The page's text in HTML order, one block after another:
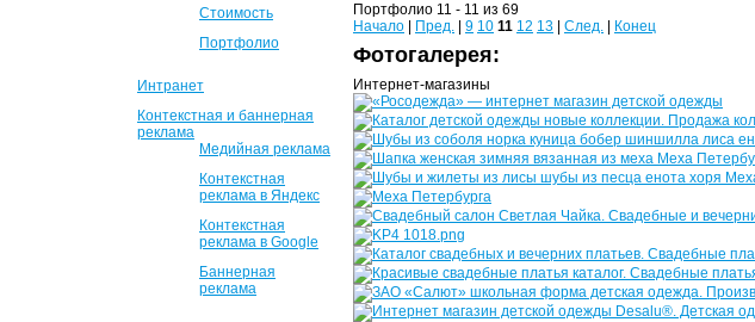
Стоимость
Портфолио
Интранет
Контекстная и баннерная
реклама
Медийная реклама
Контекстная
реклама в Яндекс
Контекстная
реклама в Google
Баннерная
реклама
Портфолио 11 - 11 из 69
Начало
Пред. 9 10 11 12 13 След. Конец
Фотогалерея:
Интернет-магазины